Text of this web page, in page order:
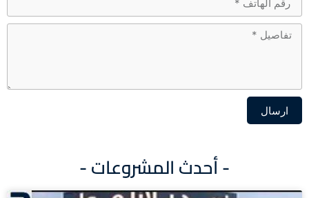
ارسال
- أحدث المشروعات -